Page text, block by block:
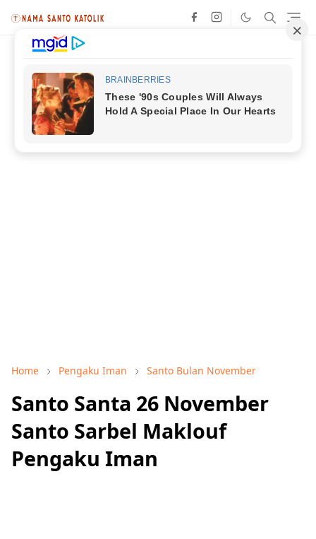
Home Pengaku Iman Santo Bulan November
Santo Santa 26 November
Santo Sarbel Maklouf
Pengaku Iman